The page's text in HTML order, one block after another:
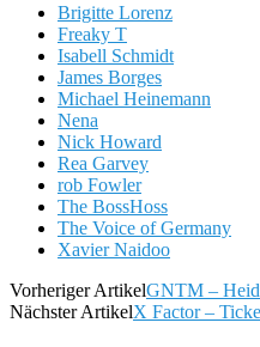
Brigitte Lorenz
Freaky T
Isabell Schmidt
James Borges
Michael Heinemann
Nena
Nick Howard
Rea Garvey
rob Fowler
The BossHoss
The Voice of Germany
Xavier Naidoo
Vorheriger ArtikelGNTM –
Nächster ArtikelX Factor –